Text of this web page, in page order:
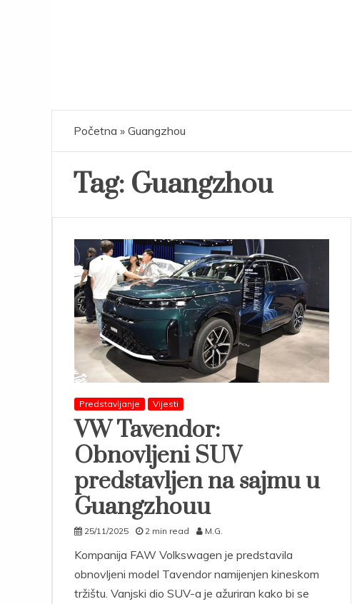
Početna » Guangzhou
Tag: Guangzhou
Predstavljanje Vijesti
VW Tavendor:
Obnovljeni SUV
predstavljen na sajmu u
Guangzhouu
25/11/2025 2 min read M.G.
Kompanija FAW Volkswagen je predstavila
obnovljeni model Tavendor namijenjen kineskom
tržištu. Vanjski dio SUV-a je ažuriran kako bi se